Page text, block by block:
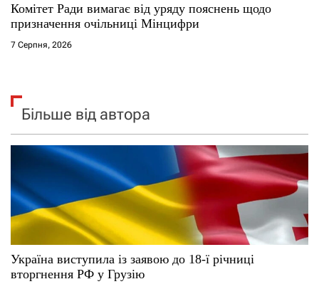
Комітет Ради вимагає від уряду пояснень щодо
призначення очільниці Мінцифри
7 Серпня, 2026
Більше від автора
Україна виступила із заявою до 18-ї річниці
вторгнення РФ у Грузію